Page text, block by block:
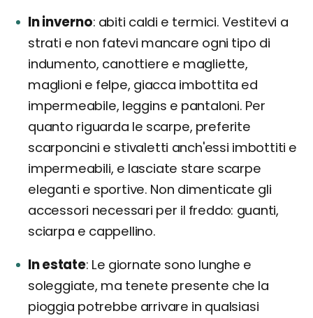
In inverno abiti caldi e termici. Vestitevi a
strati e non fatevi mancare ogni tipo di
indumento, canottiere e magliette,
maglioni e felpe, giacca imbottita ed
impermeabile, leggins e pantaloni. Per
quanto riguarda le scarpe, preferite
scarponcini e stivaletti anch'essi imbottiti e
impermeabili, e lasciate stare scarpe
eleganti e sportive. Non dimenticate gli
accessori necessari per il freddo: guanti,
sciarpa e cappellino.
In estate Le giornate sono lunghe e
soleggiate, ma tenete presente che la
pioggia potrebbe arrivare in qualsiasi